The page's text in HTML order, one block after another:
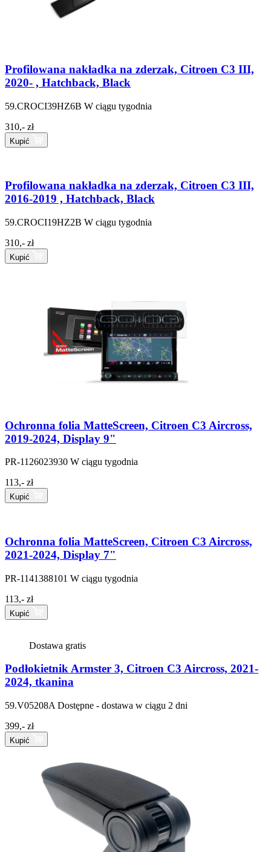
Profilowana nakładka na zderzak, Citroen C3 III,
2020- , Hatchback, Black
59.CROCI39HZ6B W ciągu tygodnia
310,- zł
Kupić
Profilowana nakładka na zderzak, Citroen C3 III,
2016-2019 , Hatchback, Black
59.CROCI19HZ2B W ciągu tygodnia
310,- zł
Kupić
Ochronna folia MatteScreen, Citroen C3 Aircross,
2019-2024, Display 9"
PR-1126023930 W ciągu tygodnia
113,- zł
Kupić
Ochronna folia MatteScreen, Citroen C3 Aircross,
2021-2024, Display 7"
PR-1141388101 W ciągu tygodnia
113,- zł
Kupić
Dostawa gratis
Podłokietnik Armster 3, Citroen C3 Aircross, 2021-
2024, tkanina
59.V05208A Dostępne - dostawa w ciągu 2 dni
399,- zł
Kupić